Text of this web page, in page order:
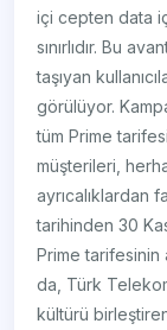
içi cepten data
sınırlıdır. Bu
taşıyan
görülüyor.
tüm Prime
müşterileri,
ayrıcalıklardan
tarihinden 30
Prime tarifesinin
da, Türk
kültürü